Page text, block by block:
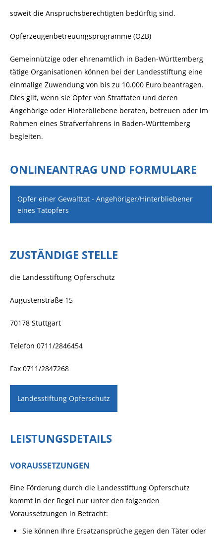
soweit die Anspruchsberechtigten bedürftig sind.
Opferzeugenbetreuungsprogramme (OZB)
Gemeinnützige oder ehrenamtlich in Baden-Württemberg
tätige Organisationen können bei der Landesstiftung eine
einmalige Zuwendung von bis zu 10.000 Euro beantragen.
Dies gilt, wenn sie Opfer von Straftaten und deren
Angehörige oder Hinterbliebene beraten, betreuen oder im
Rahmen eines Strafverfahrens in Baden-Württemberg
begleiten.
ONLINEANTRAG UND FORMULARE
Opfer einer Gewalttat - Angehöriger/Hinterbliebener
eines Tatopfers
ZUSTÄNDIGE STELLE
die Landesstiftung Opferschutz
Augustenstraße 15
70178 Stuttgart
Telefon 0711/2846454
Fax 0711/2847268
Landesstiftung Opferschutz
LEISTUNGSDETAILS
VORAUSSETZUNGEN
Eine Förderung durch die Landesstiftung Opferschutz
kommt in der Regel nur unter den folgenden
Voraussetzungen in Betracht:
Sie können Ihre Ersatzansprüche gegen den Täter oder